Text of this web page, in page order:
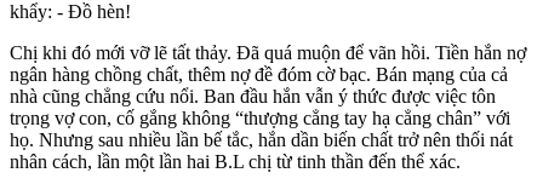
khẩy: - Đồ hèn!
Chị khi đó mới vỡ lẽ tất thảy. Đã quá muộn để vãn hồi. Tiền hắn nợ
ngân hàng chồng chất, thêm nợ đề đóm cờ bạc. Bán mạng của cả
nhà cũng chẳng cứu nổi. Ban đầu hắn vẫn ý thức được việc tôn
trọng vợ con, cố gắng không “thượng cẳng tay hạ cẳng chân” với
họ. Nhưng sau nhiều lần bế tắc, hắn dần biến chất trở nên thối nát
nhân cách, lần một lần hai B.L chị từ tinh thần đến thể xác.